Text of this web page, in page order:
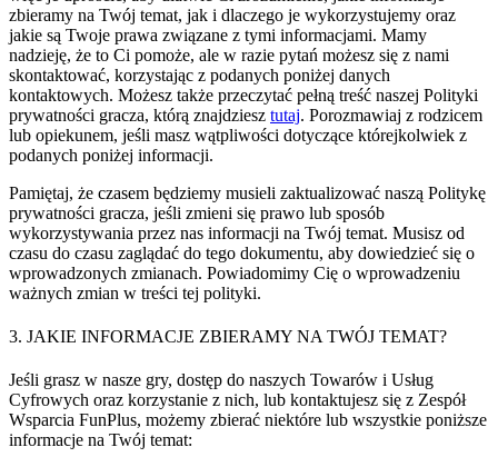
zbieramy na Twój temat, jak i dlaczego je wykorzystujemy oraz
jakie są Twoje prawa związane z tymi informacjami. Mamy
nadzieję, że to Ci pomoże, ale w razie pytań możesz się z nami
skontaktować, korzystając z podanych poniżej danych
kontaktowych. Możesz także przeczytać pełną treść naszej Polityki
prywatności gracza, którą znajdziesz tutaj. Porozmawiaj z rodzicem
lub opiekunem, jeśli masz wątpliwości dotyczące którejkolwiek z
podanych poniżej informacji.
Pamiętaj, że czasem będziemy musieli zaktualizować naszą Politykę
prywatności gracza, jeśli zmieni się prawo lub sposób
wykorzystywania przez nas informacji na Twój temat. Musisz od
czasu do czasu zaglądać do tego dokumentu, aby dowiedzieć się o
wprowadzonych zmianach. Powiadomimy Cię o wprowadzeniu
ważnych zmian w treści tej polityki.
3. JAKIE INFORMACJE ZBIERAMY NA TWÓJ TEMAT?
Jeśli grasz w nasze gry, dostęp do naszych Towarów i Usług
Cyfrowych oraz korzystanie z nich, lub kontaktujesz się z Zespół
Wsparcia FunPlus, możemy zbierać niektóre lub wszystkie poniższe
informacje na Twój temat: